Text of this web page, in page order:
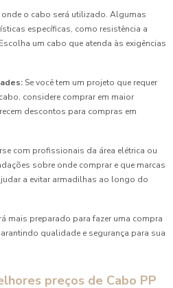
onde o cabo será utilizado. Algumas
específicas, como resistência a
um cabo que atenda às exigências
Se você tem um projeto que requer
considere comprar em maior
descontos para compras em
com profissionais da área elétrica ou
sobre onde comprar e que marcas
a evitar armadilhas ao longo do
mais preparado para fazer uma compra
qualidade e segurança para sua
preços de Cabo PP